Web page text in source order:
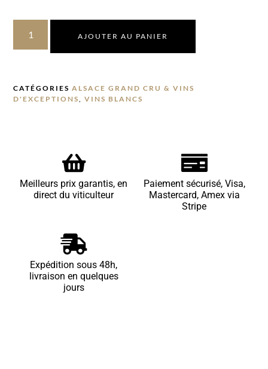
AJOUTER AU PANIER
CATÉGORIES ALSACE GRAND CRU & VINS
D'EXCEPTIONS,VINS BLANCS
Meilleurs prix garantis, en
direct du viticulteur
Paiement sécurisé, Visa,
Mastercard, Amex via
Stripe
Expédition sous 48h,
livraison en quelques
jours